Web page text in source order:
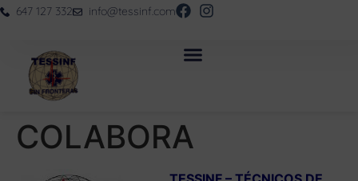
647 127 332 info@tessinf.com
COLABORA